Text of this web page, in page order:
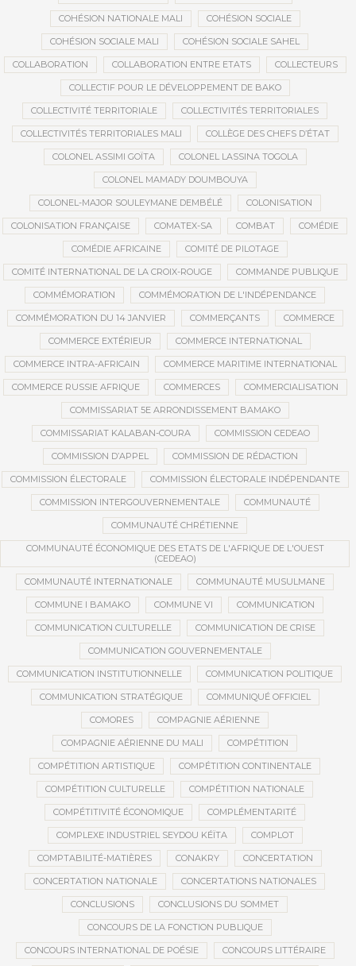
COHÉSION NATIONALE MALI COHÉSION SOCIALE
COHÉSION SOCIALE MALI COHÉSION SOCIALE SAHEL
COLLABORATION COLLABORATION ENTRE ETATS COLLECTEURS
COLLECTIF POUR LE DÉVELOPPEMENT DE BAKO
COLLECTIVITÉ TERRITORIALE COLLECTIVITÉS TERRITORIALES
COLLECTIVITÉS TERRITORIALES MALI COLLÈGE DES CHEFS D’ÉTAT
COLONEL ASSIMI GOÏTA COLONEL LASSINA TOGOLA
COLONEL MAMADY DOUMBOUYA
COLONEL-MAJOR SOULEYMANE DEMBÉLÉ COLONISATION
COLONISATION FRANÇAISE COMATEX-SA COMBAT COMÉDIE
COMÉDIE AFRICAINE COMITÉ DE PILOTAGE
COMITÉ INTERNATIONAL DE LA CROIX-ROUGE COMMANDE PUBLIQUE
COMMÉMORATION COMMÉMORATION DE L'INDÉPENDANCE
COMMÉMORATION DU 14 JANVIER COMMERÇANTS COMMERCE
COMMERCE EXTÉRIEUR COMMERCE INTERNATIONAL
COMMERCE INTRA-AFRICAIN COMMERCE MARITIME INTERNATIONAL
COMMERCE RUSSIE AFRIQUE COMMERCES COMMERCIALISATION
COMMISSARIAT 5E ARRONDISSEMENT BAMAKO
COMMISSARIAT KALABAN-COURA COMMISSION CEDEAO
COMMISSION D’APPEL COMMISSION DE RÉDACTION
COMMISSION ÉLECTORALE COMMISSION ÉLECTORALE INDÉPENDANTE
COMMISSION INTERGOUVERNEMENTALE COMMUNAUTÉ
COMMUNAUTÉ CHRÉTIENNE
COMMUNAUTÉ ÉCONOMIQUE DES ETATS DE L'AFRIQUE DE L'OUEST
(CEDEAO)
COMMUNAUTÉ INTERNATIONALE COMMUNAUTÉ MUSULMANE
COMMUNE I BAMAKO COMMUNE VI COMMUNICATION
COMMUNICATION CULTURELLE COMMUNICATION DE CRISE
COMMUNICATION GOUVERNEMENTALE
COMMUNICATION INSTITUTIONNELLE COMMUNICATION POLITIQUE
COMMUNICATION STRATÉGIQUE COMMUNIQUÉ OFFICIEL
COMORES COMPAGNIE AÉRIENNE
COMPAGNIE AÉRIENNE DU MALI COMPÉTITION
COMPÉTITION ARTISTIQUE COMPÉTITION CONTINENTALE
COMPÉTITION CULTURELLE COMPÉTITION NATIONALE
COMPÉTITIVITÉ ÉCONOMIQUE COMPLÉMENTARITÉ
COMPLEXE INDUSTRIEL SEYDOU KÉÏTA COMPLOT
COMPTABILITÉ-MATIÈRES CONAKRY CONCERTATION
CONCERTATION NATIONALE CONCERTATIONS NATIONALES
CONCLUSIONS CONCLUSIONS DU SOMMET
CONCOURS DE LA FONCTION PUBLIQUE
CONCOURS INTERNATIONAL DE POÉSIE CONCOURS LITTÉRAIRE